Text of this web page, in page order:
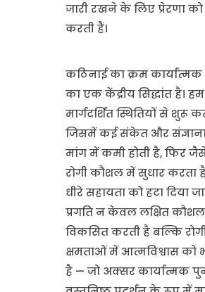
जारी रखने के लिए प्रेरणा
करती हैं।
कठिनाई का क्रम कार्यात्मक
का एक केंद्रीय सिद्धांत है।
मार्गदर्शित स्थितियों से शुरू
जिसमें कई संकेत और
मांग में कमी होती है, फिर
रोगी कौशल में सुधार करता
धीरे सहायता को हटा दिया
प्रगति न केवल लक्षित
विकसित करती है बल्कि
क्षमताओं में आत्मविश्वास को
है — जो अक्सर कार्यात्मक